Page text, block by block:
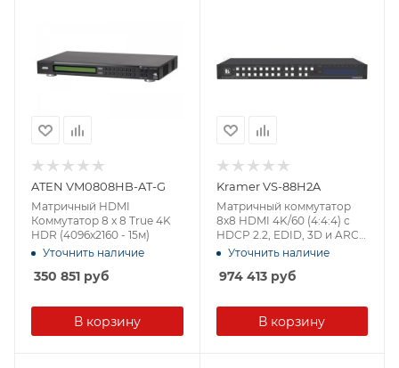
ATEN VM0808HB-AT-G
Матричный HDMI
Коммутатор 8 x 8 True 4K
HDR (4096x2160 - 15м)
Уточнить наличие
350 851 руб
В корзину
Kramer VS-88H2A
Матричный коммутатор
8х8 HDMI 4K/60 (4:4:4) с
HDCP 2.2, EDID, 3D и ARC,
Step-In, эмбеддерами и
Уточнить наличие
974 413руб
В корзину